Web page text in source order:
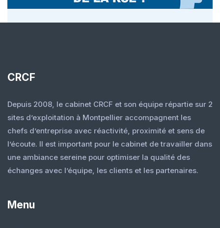
CRCF
Depuis 2008, le cabinet CRCF et son équipe répartie sur 2
sites d’exploitation à Montpellier accompagnent les
chefs d’entreprise avec réactivité, proximité et sens de
l’écoute. Il est important pour le cabinet de travailler dans
une ambiance sereine pour optimiser la qualité des
échanges avec l’équipe, les clients et les partenaires.
Menu